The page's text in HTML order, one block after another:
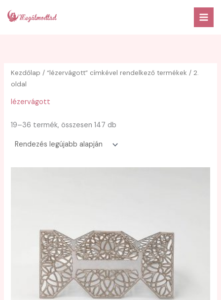
Kezdőlap /“lézervágott” címkével rendelkező termékek / 2.
oldal
lézervágott
19–36 termék, összesen 147 db